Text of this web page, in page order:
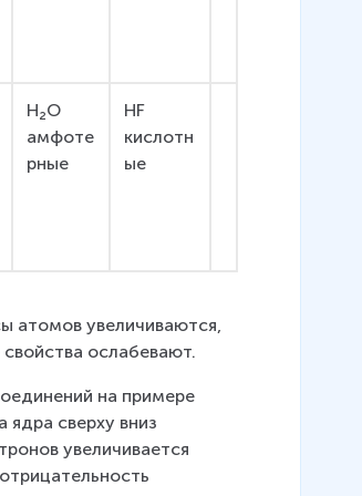
H₂O
амфоте
рные
HF
кислотн
ые
атомов увеличиваются,
ослабевают.
на примере
ядра сверху вниз
увеличивается